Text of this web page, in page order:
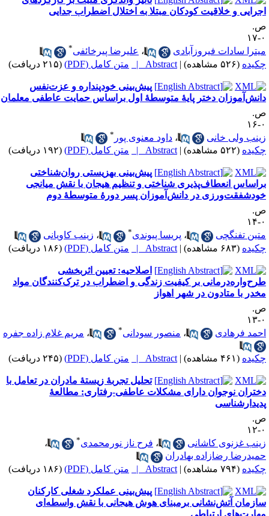
و خلاقیت کودکان مبتلا به اختلال اضطراب جدایی
سادات فیروزآبادی
،علیرضا پیرخائفی
(۵۲۶ مشاهده) |
Abstract | متن کامل (PDF) (۲۱۵ دریافت)
پیش‌بینی خودپنداره و عزت‌نفس
دختر پایۀ متوسطۀ اول براساس حمایت عاطفی معلمان
ولی خانی
،داود معنوی پور
(۵۲۲ مشاهده) |
Abstract | متن کامل (PDF) (۱۹۲ دریافت)
پیش‌بینی بهزیستی روان‌شناختی
انعطاف‌پذیری شناختی و تنظیم هیجان با نقش میانجی
در دانش‌آموزان پسر دورۀ متوسطۀ دوم
تفنگچی
،پریسا پیوندی* ،زینب کاویانی
(۶۸۳ مشاهده) |
Abstract | متن کامل (PDF) (۱۸۶ دریافت)
اصلاحیه: تعیین اثربخشی
بر کیفیت زندگی و اضطراب در ترک‌کنندگان مواد
با متادون در شهر اهواز
فرهادی
،منصور سودانی ،مریم غلام زاده جفره
(۴۶۱ مشاهده) |
Abstract | متن کامل (PDF) (۲۴۵ دریافت)
تحلیل تجربۀ زیستۀ مادران در تعامل با
نوجوان دارای مشکلات عاطفی-رفتاری: مطالعۀ
غزنوی کاشانی
،فرح ناز نورمحمدی
،
رضازاده بهادران
(۷۹۴ مشاهده) |
Abstract | متن کامل (PDF) (۱۸۶ دریافت)
پیش‌بینی‌ عملکرد‌ شغلی کارکنان‌
آتش‌نشانی برمبنای‌ هوش هیجانی با نقش واسطه‌ای
ارتباطی